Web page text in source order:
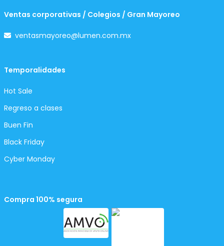
Ventas corporativas / Colegios / Gran Mayoreo
ventasmayoreo@lumen.com.mx
Temporalidades
Hot Sale
Regreso a clases
Buen Fin
Black Friday
Cyber Monday
Compra 100% segura